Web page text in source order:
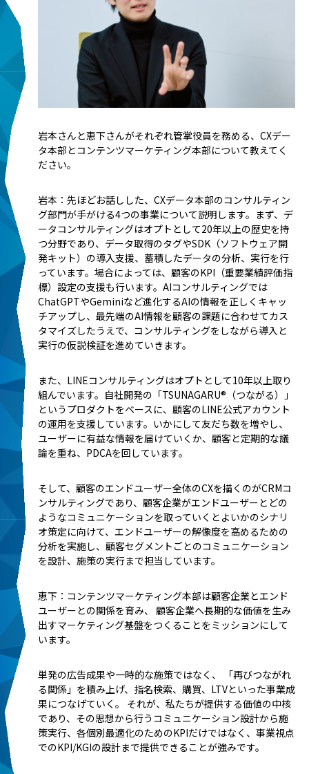
――岩本さんと恵下さんがそれぞれ管掌役員を務める、CXデー
タ本部とコンテンツマーケティング本部について教えてく
ださい。
岩本：先ほどお話しした、CXデータ本部のコンサルティン
グ部門が手がける4つの事業について説明します。まず、デ
ータコンサルティングはオプトとして20年以上の歴史を持
つ分野であり、データ取得のタグやSDK（ソフトウェア開
発キット）の導入支援、蓄積したデータの分析、実行を行
っています。場合によっては、顧客のKPI（重要業績評価指
標）設定の支援も行います。AIコンサルティングでは
ChatGPTやGeminiなど進化するAIの情報を正しくキャッ
チアップし、最先端のAI情報を顧客の課題に合わせてカス
タマイズしたうえで、コンサルティングをしながら導入と
実行の仮説検証を進めていきます。
また、LINEコンサルティングはオプトとして10年以上取り
組んでいます。自社開発の「TSUNAGARU®（つながる）」
というプロダクトをベースに、顧客のLINE公式アカウント
の運用を支援しています。いかにして友だち数を増やし、
ユーザーに有益な情報を届けていくか、顧客と定期的な議
論を重ね、PDCAを回しています。
そして、顧客のエンドユーザー全体のCXを描くのがCRMコ
ンサルティングであり、顧客企業がエンドユーザーとどの
ようなコミュニケーションを取っていくとよいかのシナリ
オ策定に向けて、エンドユーザーの解像度を高めるための
分析を実施し、顧客セグメントごとのコミュニケーション
を設計、施策の実行まで担当しています。
恵下：コンテンツマーケティング本部は顧客企業とエンド
ユーザーとの関係を育み、 顧客企業へ長期的な価値を生み
出すマーケティング基盤をつくることをミッションにして
います。
単発の広告成果や一時的な施策ではなく、 「再びつながれ
る関係」を積み上げ、指名検索、購買、LTVといった事業成
果につなげていく。 それが、私たちが提供する価値の中核
であり、その思想から行うコミュニケーション設計から施
策実行、各個別最適化のためのKPIだけではなく、事業視点
でのKPI/KGIの設計まで提供できることが強みです。